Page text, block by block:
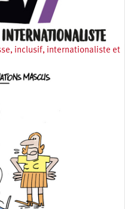
inclusif, internationaliste et